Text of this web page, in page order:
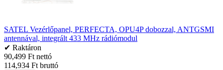
SATEL Vezérlőpanel, PERFECTA, OPU4P dobozzal, ANTGSMI
antennával, integrált 433 MHz rádiómodul
✔ Raktáron
90,499 Ft nettó
114,934 Ft bruttó